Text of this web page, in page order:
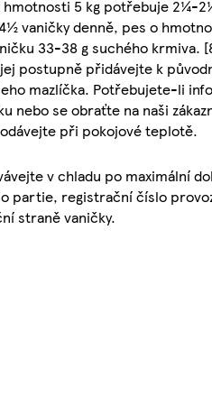
hmotnosti 5 kg potřebuje 2¼-
vaničky denně, pes o
33-38 g suchého krmiva.
postupně přidávejte k
mazlíčka. Potřebujete-li
nebo se obraťte na naši
při pokojové teplotě.
v chladu po maximální
partie, registrační číslo
straně vaničky.